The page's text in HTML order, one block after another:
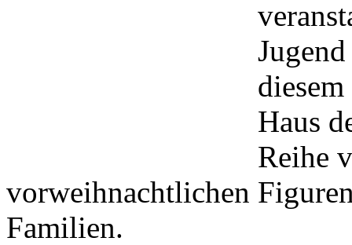
Haus
Reihe
vorweihnachtlichen
Familien.